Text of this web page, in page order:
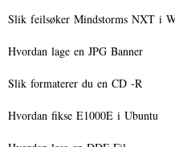
Slik feilsøker Mindstorms NXT i
Hvordan lage en JPG Banner
Slik formaterer du en CD -R
Hvordan fikse E1000E i Ubuntu